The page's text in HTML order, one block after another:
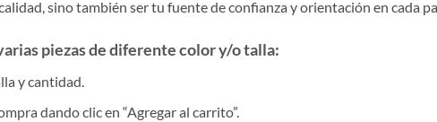
sino también ser tu fuente de confianza y orientación en cada
piezas de diferente color y/o talla:
y cantidad.
dando clic en “Agregar al carrito”.